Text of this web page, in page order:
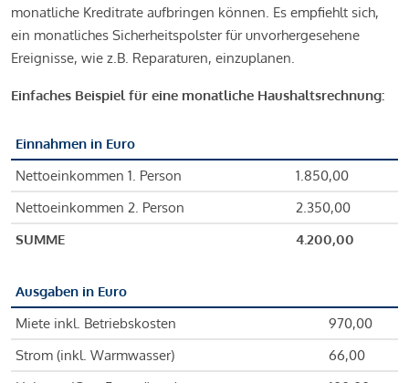
monatliche Kreditrate aufbringen können. Es empfiehlt sich,
ein monatliches Sicherheitspolster für unvorhergesehene
Ereignisse, wie z.B. Reparaturen, einzuplanen.
Einfaches Beispiel für eine monatliche Haushaltsrechnung:
Einnahmen in Euro
Nettoeinkommen 1. Person
1.850,00
Nettoeinkommen 2. Person
2.350,00
SUMME
4.200,00
Ausgaben in Euro
Miete inkl. Betriebskosten
970,00
Strom (inkl. Warmwasser)
66,00